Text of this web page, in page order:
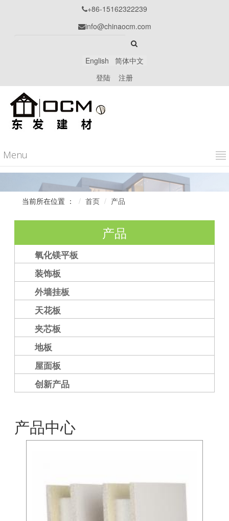
+86-15162322239
info@chinaocm.com
English
简体中文
登陆
注册
Menu
当前所在位置 ： 首页 产品
产品
氧化镁平板
装饰板
外墙挂板
天花板
夹芯板
地板
屋面板
创新产品
产品中心